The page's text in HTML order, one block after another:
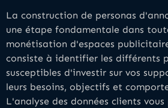
La construction de personas
une étape fondamentale dans
monétisation d'espaces
consiste à identifier les différents
susceptibles d'investir sur vos
leurs besoins, objectifs et
L'analyse des données clients